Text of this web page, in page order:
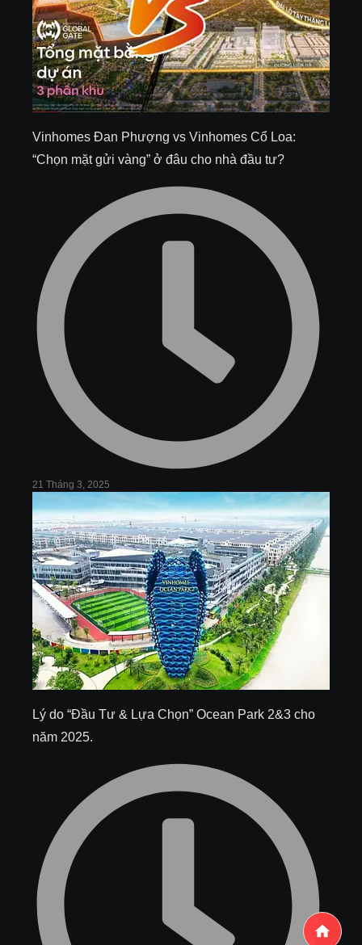
Vinhomes Đan Phượng vs Vinhomes Cổ Loa:
“Chọn mặt gửi vàng” ở đâu cho nhà đầu tư?
21 Tháng 3, 2025
Lý do “Đầu Tư & Lựa Chọn” Ocean Park 2&3 cho
năm 2025.